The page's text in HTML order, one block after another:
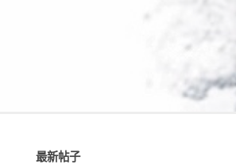
最新帖子